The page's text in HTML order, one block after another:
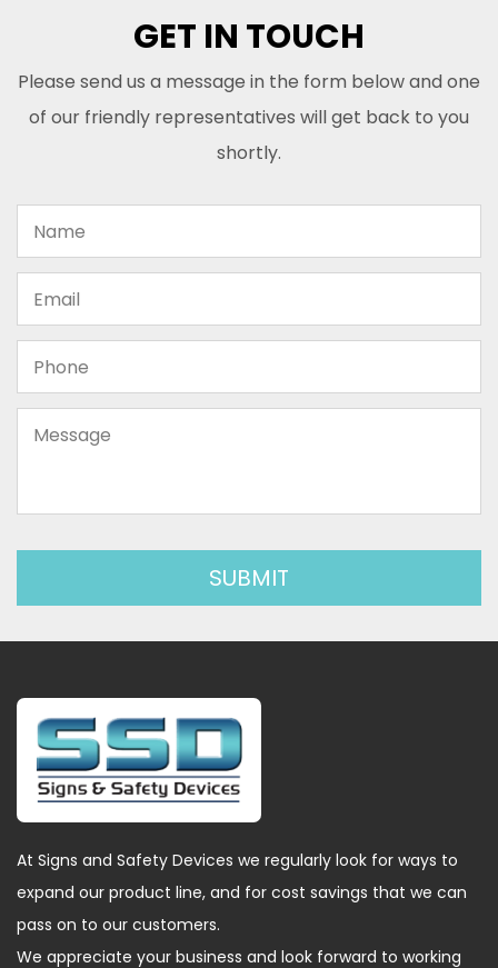
GET IN TOUCH
Please send us a message in the form below and one
of our friendly representatives will get back to you
shortly.
At Signs and Safety Devices we regularly look for ways to
expand our product line, and for cost savings that we can
pass on to our customers.
We appreciate your business and look forward to working